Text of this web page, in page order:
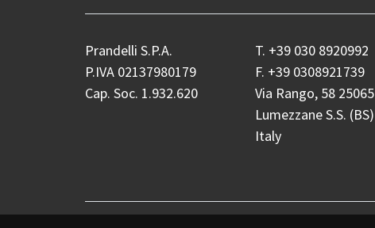
Prandelli S.P.A.
P.IVA 02137980179
Cap. Soc. 1.932.620
T. +39 030 8920992
F. +39 0308921739
Via Rango, 58 25065
Lumezzane S.S. (BS)
Italy